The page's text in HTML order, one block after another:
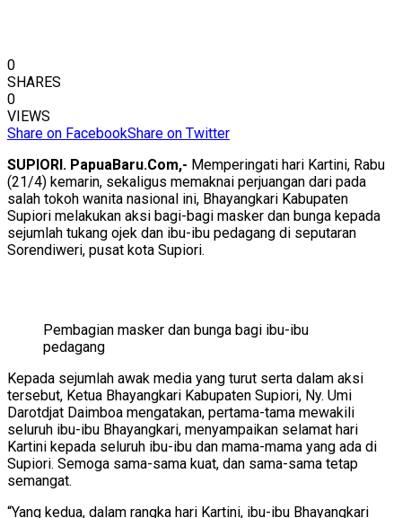
0
SHARES
0
VIEWS
Share on FacebookShare on Twitter
SUPIORI. PapuaBaru.Com,- Memperingati hari Kartini, Rabu
(21/4) kemarin, sekaligus memaknai perjuangan dari pada
salah tokoh wanita nasional ini, Bhayangkari Kabupaten
Supiori melakukan aksi bagi-bagi masker dan bunga kepada
sejumlah tukang ojek dan ibu-ibu pedagang di seputaran
Sorendiweri, pusat kota Supiori.
Pembagian masker dan bunga bagi ibu-ibu
pedagang
Kepada sejumlah awak media yang turut serta dalam aksi
tersebut, Ketua Bhayangkari Kabupaten Supiori, Ny. Umi
Darotdjat Daimboa mengatakan, pertama-tama mewakili
seluruh ibu-ibu Bhayangkari, menyampaikan selamat hari
Kartini kepada seluruh ibu-ibu dan mama-mama yang ada di
Supiori. Semoga sama-sama kuat, dan sama-sama tetap
semangat.
“Yang kedua, dalam rangka hari Kartini, ibu-ibu Bhayangkari